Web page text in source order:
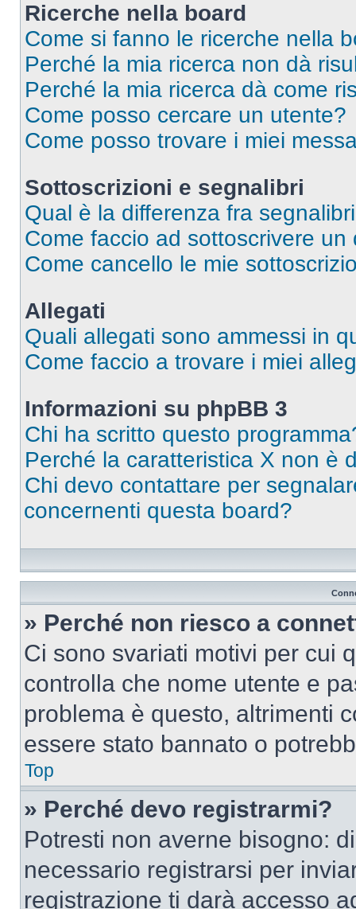
Ricerche nella board
Come si fanno le ricerche nella
Perché la mia ricerca non dà
Perché la mia ricerca dà come
Come posso cercare un utente?
Come posso trovare i miei
Sottoscrizioni e segnalibri
Qual è la differenza fra
Come faccio ad sottoscrivere
Come cancello le mie
Allegati
Quali allegati sono ammessi in
Come faccio a trovare i miei
Informazioni su phpBB 3
Chi ha scritto questo
Perché la caratteristica X non è
Chi devo contattare per
concernenti questa board?
» Perché non riesco a
Ci sono svariati motivi per cui
controlla che nome utente e
problema è questo, altrimenti
essere stato bannato o
Top
» Perché devo registrarmi?
Potresti non averne bisogno:
necessario registrarsi per
registrazione ti darà accesso